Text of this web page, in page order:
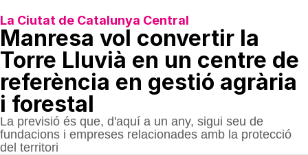
La Ciutat de Catalunya Central
Manresa vol convertir la
Torre Lluvià en un centre de
referència en gestió agrària
i forestal
La previsió és que, d'aquí a un any, sigui seu de
fundacions i empreses relacionades amb la protecció
del territori